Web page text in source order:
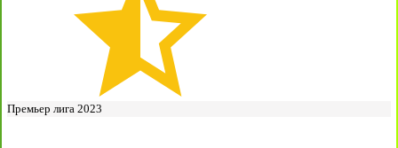
Премьер лига 2023